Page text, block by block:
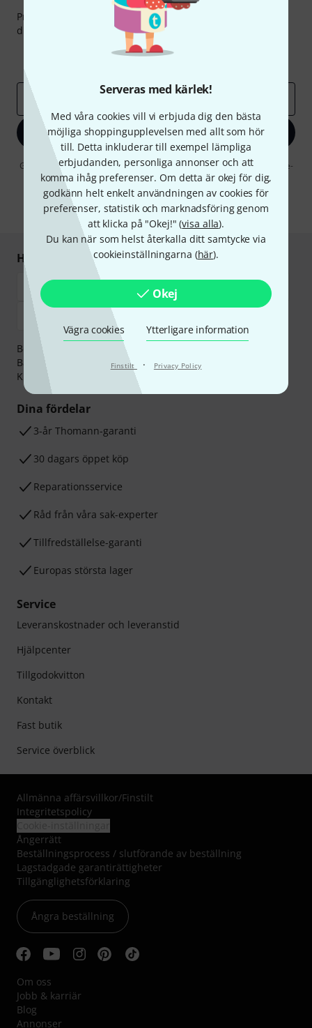
Serveras med kärlek!
Med våra cookies vill vi erbjuda dig den bästa
möjliga shoppingupplevelsen med allt som hör
till. Detta inkluderar till exempel lämpliga
erbjudanden, personliga annonser och att
komma ihåg preferenser. Om detta är okej för dig,
godkänn helt enkelt användningen av cookies för
preferenser, statistik och marknadsföring genom
att klicka på "Okej!" (visa alla).
Du kan när som helst återkalla ditt samtycke via
cookieinställningarna (här).
Okej
Vägra cookies Ytterligare information
Finstilt · Privacy Policy
Prenumererar på Thomanns Nyhetsbrev på engelska och
du kan med lite tur vinna en50 kupong
Inspirerande inlägg
E-postadress
Registrera dig nu
Genom att klicka på "Registrera dig nu" samtycker jag till att ta emot e-
postreklam. Avregistrering är möjlig när som helst. Du finner mer
information om nyhetsbrevet i vår
sekretesspolicy
* Nödvändig
Handla och betala säkert
Betalningen kan göras tryggt och säkert med
Banköverföring, PayPal,Klarna Direktbetalning
Kreditkort.
Dina fördelar
3-år Thomann-garanti
30 dagars öppet köp
Reparationsservice
Råd från våra sak-experter
Tillfredställelse-garanti
Europas största lager
Service
Leveranskostnader och leveranstid
Hjälpcenter
Tillgodokvitton
Kontakt
Fast butik
Service överblick
Allmänna affärsvillkor/Finstilt
Integritetspolicy
Ångerrätt
Beställningsprocess / slutförande av beställning
Lagstadgade garantirättigheter
Tillgänglighetsförklaring
Ångra beställning
Om oss
Jobb & karriär
Blog
Annonser